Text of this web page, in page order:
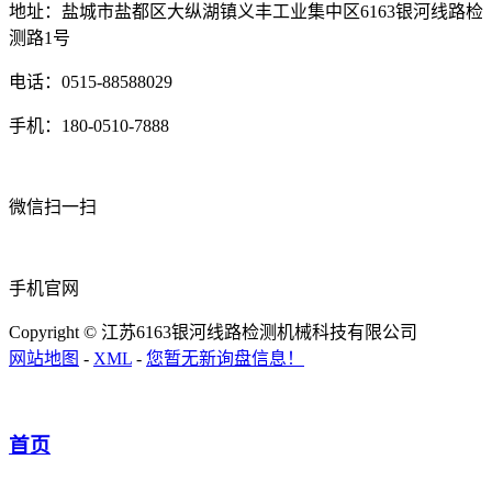
地址：盐城市盐都区大纵湖镇义丰工业集中区6163银河线路检
测路1号
电话：0515-88588029
手机：180-0510-7888
微信扫一扫
手机官网
Copyright © 江苏6163银河线路检测机械科技有限公司
网站地图 - XML - 您暂无新询盘信息！
首页